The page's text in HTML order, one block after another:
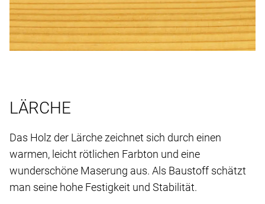
LÄRCHE
Das Holz der Lärche zeichnet sich durch einen
warmen, leicht rötlichen Farbton und eine
wunderschöne Maserung aus. Als Baustoff schätzt
man seine hohe Festigkeit und Stabilität.